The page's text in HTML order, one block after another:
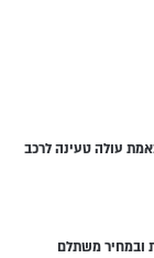
עולה טעינה לרכב